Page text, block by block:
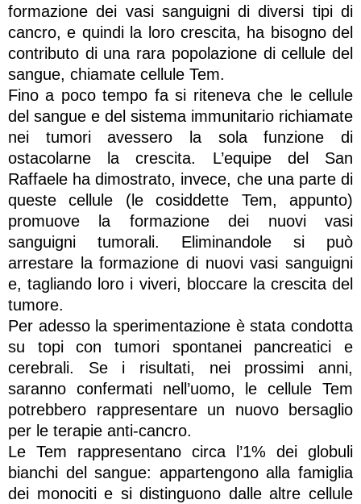
formazione dei vasi sanguigni di diversi tipi di
cancro, e quindi la loro crescita, ha bisogno del
contributo di una rara popolazione di cellule del
sangue, chiamate cellule Tem.
Fino a poco tempo fa si riteneva che le cellule
del sangue e del sistema immunitario richiamate
nei tumori avessero la sola funzione di
ostacolarne la crescita. L’equipe del San
Raffaele ha dimostrato, invece, che una parte di
queste cellule (le cosiddette Tem, appunto)
promuove la formazione dei nuovi vasi
sanguigni tumorali. Eliminandole si può
arrestare la formazione di nuovi vasi sanguigni
e, tagliando loro i viveri, bloccare la crescita del
tumore.
Per adesso la sperimentazione è stata condotta
su topi con tumori spontanei pancreatici e
cerebrali. Se i risultati, nei prossimi anni,
saranno confermati nell’uomo, le cellule Tem
potrebbero rappresentare un nuovo bersaglio
per le terapie anti-cancro.
Le Tem rappresentano circa l’1% dei globuli
bianchi del sangue: appartengono alla famiglia
dei monociti e si distinguono dalle altre cellule